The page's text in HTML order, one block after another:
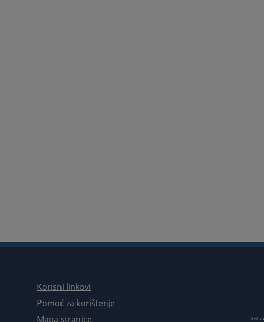
Korisni linkovi
Pomoć za korištenje
Mapa stranice